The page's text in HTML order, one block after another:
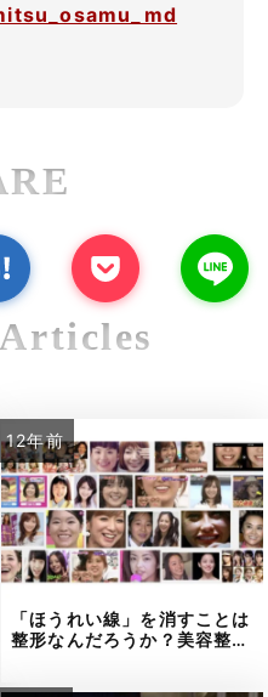
12年前
「ほうれい線」を消すことは
整形なんだろうか？美容整…